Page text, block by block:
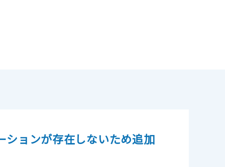
ションが存在しないため追加